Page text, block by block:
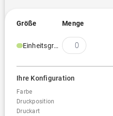
Größe Menge
Einheitsgröße
Ihre Konfiguration
Farbe
Druckposition
Druckart